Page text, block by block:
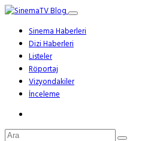
Sinema Haberleri
Dizi Haberleri
Listeler
Röportaj
Vizyondakiler
İnceleme